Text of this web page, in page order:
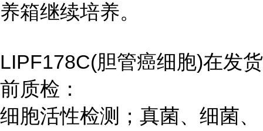
养箱继续培养。
LIPF178C(胆管癌细胞)在发货
前质检：
细胞活性检测；真菌、细菌、